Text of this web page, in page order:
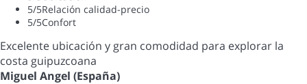
5/5Relación calidad-precio
5/5Confort
Excelente ubicación y gran comodidad para explorar la
costa guipuzcoana
Miguel Angel (España)